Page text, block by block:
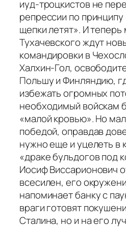
иуд-троцкистов не
репрессии по
щепки летят». И
Тухачевского ждут
командировки в
Халхин-Гол,
Польшу и Финляндию,
избежать огромных
необходимый войскам
«малой кровью». Но
победой, оправдав
нужно еще и уцелеть в
«драке бульдогов под
Иосиф Виссарионович
всесилен, его
напоминает банку с
враги готовят
Сталина, но и на его